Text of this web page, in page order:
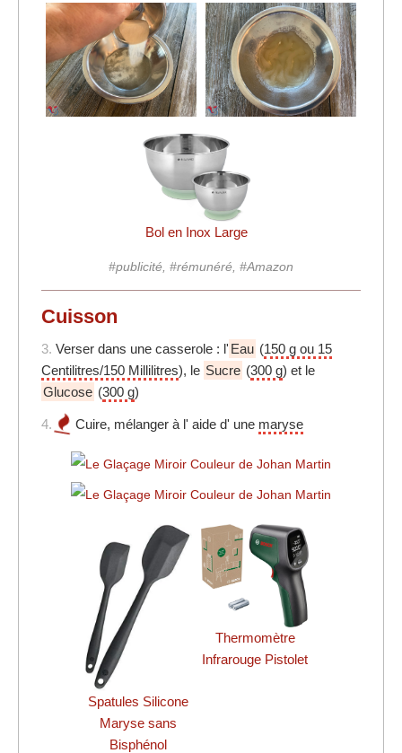
Bol en Inox Large
#publicité, #rémunéré, #Amazon
Cuisson
3. Verser dans une casserole : l' Eau (150 g ou 15
Centilitres/150 Millilitres), le Sucre (300 g) et le
Glucose (300 g)
4. Cuire, mélanger à l' aide d' une maryse
Spatules Silicone
Maryse sans
Bisphénol
Thermomètre
Infrarouge Pistolet